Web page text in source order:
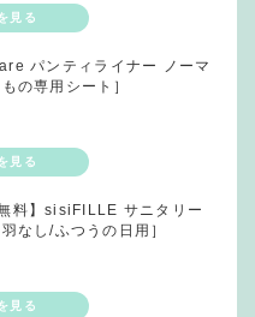
パンティライナー ノーマ
の専用シート］
料】sisiFILLE サニタリー
なし/ふつうの日用］